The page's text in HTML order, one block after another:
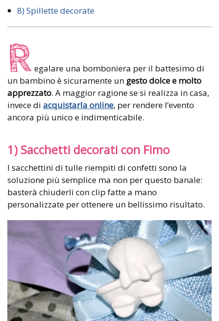
8) Spillette decorate
R egalare una bomboniera per il battesimo di
un bambino è sicuramente un gesto dolce e molto
apprezzato. A maggior ragione se si realizza in casa,
invece di acquistarla online, per rendere l’evento
ancora più unico e indimenticabile.
1) Sacchetti decorati con Fimo
I sacchettini di tulle riempiti di confetti sono la
soluzione più semplice ma non per questo banale:
basterà chiuderli con clip fatte a mano
personalizzate per ottenere un bellissimo risultato.